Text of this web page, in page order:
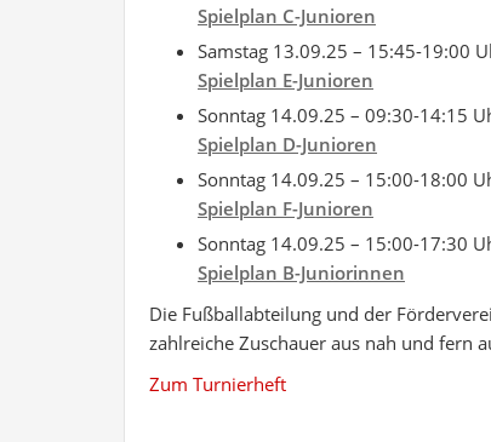
Spielplan C-Junioren
Samstag 13.09.25 – 15:45-19:00
Spielplan E-Junioren
Sonntag 14.09.25 – 09:30-14:15
Spielplan D-Junioren
Sonntag 14.09.25 – 15:00-18:00
Spielplan F-Junioren
Sonntag 14.09.25 – 15:00-17:30
Spielplan B-Juniorinnen
Die Fußballabteilung und der
zahlreiche Zuschauer aus nah und fern
Zum Turnierheft